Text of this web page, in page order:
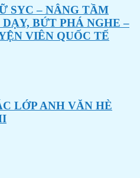
SYC – NÂNG TẦM
BỨT PHÁ NGHE –
VIÊN QUỐC TẾ
LỚP ANH VĂN HÈ